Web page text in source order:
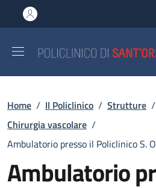
al contenuto principale
to footer content
Briciole di pane
Home / Il Policlinico / Strutture /
Chirurgia vascolare /
Ambulatorio presso il Policlinico S.
Ambulatorio